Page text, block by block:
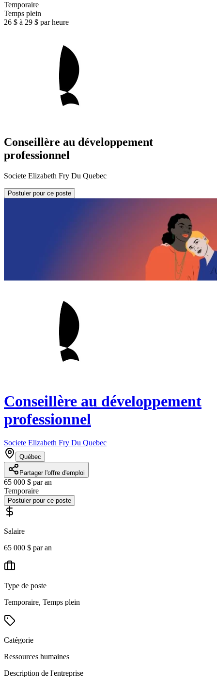
Temporaire
Temps plein
26 $ à 29 $ par heure
Conseillère au développement
professionnel
Societe Elizabeth Fry Du Quebec
Postuler pour ce poste
Conseillère au développement
professionnel
Societe Elizabeth Fry Du Quebec
Québec
Partager l'offre d'emploi
65 000 $ par an
Temporaire
Postuler pour ce poste
Salaire
65 000 $ par an
Type de poste
Temporaire, Temps plein
Catégorie
Ressources humaines
Description de l'entreprise